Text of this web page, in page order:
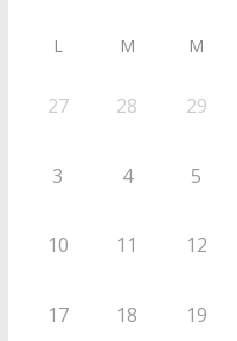
L M M
27 28 29
3 4 5
10 11 12
17 18 19